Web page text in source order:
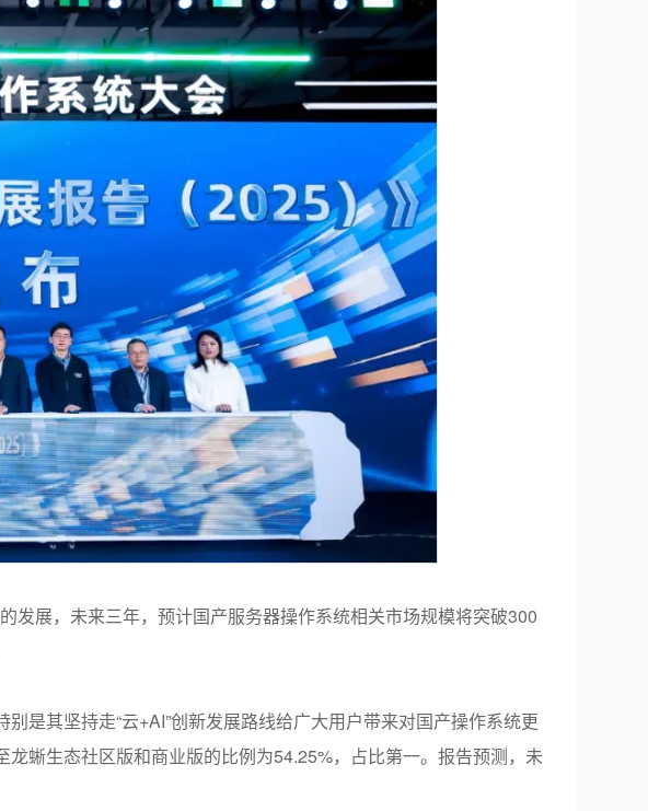
发展，未来三年，预计国产服务器操作系统相关市场规模将突破300
是其坚持走“云+AI”创新发展路线给广大用户带来对国产操作系统更
蜥生态社区版和商业版的比例为54.25%，占比第一。报告预测，未